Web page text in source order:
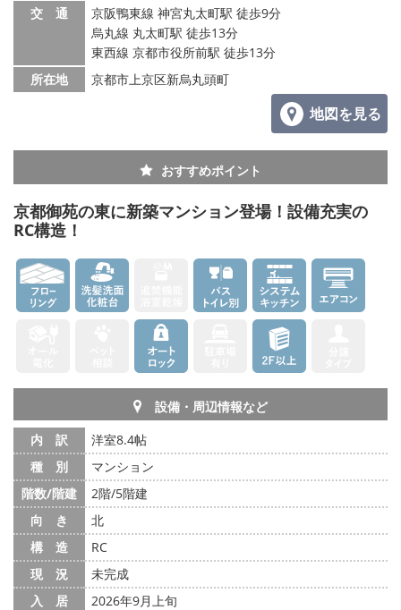
交 通
京阪鴨東線 神宮丸太町駅 徒歩9分
烏丸線 丸太町駅 徒歩13分
東西線 京都市役所前駅 徒歩13分
所在地
京都市上京区新烏丸頭町
地図を見る
おすすめポイント
京都御苑の東に新築マンション登場！設備充実の
RC構造！
設備・周辺情報など
内 訳
洋室8.4帖
種 別
マンション
階数/階建
2階/5階建
向 き
北
構 造
RC
現 況
未完成
入 居
2026年9月上旬